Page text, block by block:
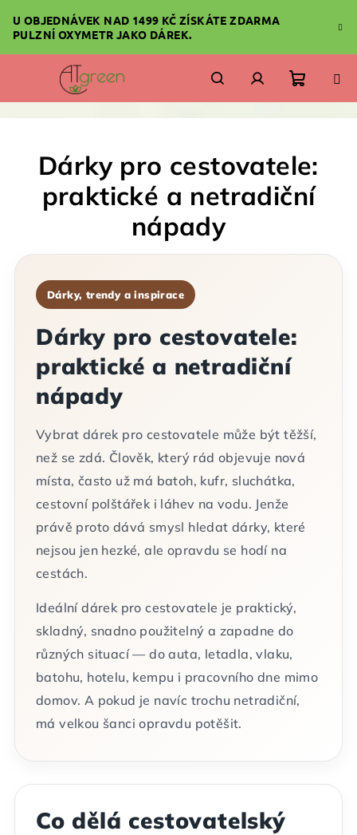
obsah
U OBJEDNÁVEK NAD 1499 KČ ZÍSKÁTE ZDARMA
PULZNÍ OXYMETR JAKO DÁREK.
HledatPřihlášeníNákupní
Dárky pro cestovatele:
praktické a netradiční
nápady
Dárky, trendy a inspirace
Dárky pro cestovatele:
praktické a netradiční
nápady
Vybrat dárek pro cestovatele může být těžší,
než se zdá. Člověk, který rád objevuje nová
místa, často už má batoh, kufr, sluchátka,
cestovní polštářek i láhev na vodu. Jenže
právě proto dává smysl hledat dárky, které
nejsou jen hezké, ale opravdu se hodí na
cestách.
Ideální dárek pro cestovatele je praktický,
skladný, snadno použitelný a zapadne do
různých situací — do auta, letadla, vlaku,
batohu, hotelu, kempu i pracovního dne mimo
domov. A pokud je navíc trochu netradiční,
má velkou šanci opravdu potěšit.
Co dělá cestovatelský